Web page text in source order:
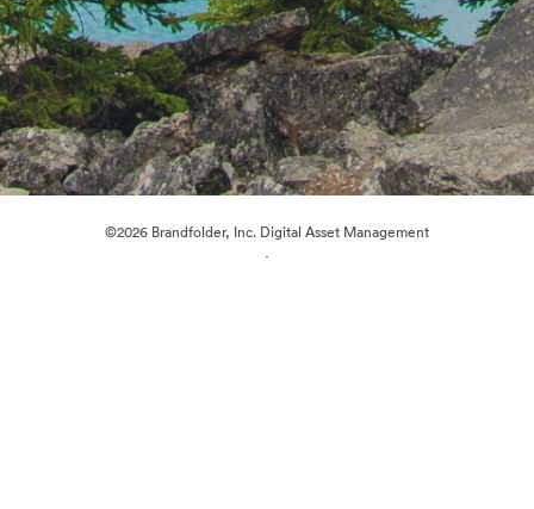
©2026 Brandfolder, Inc. Digital Asset Management
·